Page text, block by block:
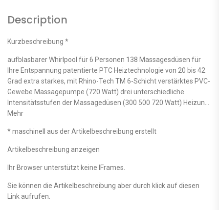
Description
Kurzbeschreibung *
aufblasbarer Whirlpool für 6 Personen 138 Massagesdüsen für
Ihre Entspannung patentierte PTC Heiztechnologie von 20 bis 42
Grad extra starkes, mit Rhino-Tech TM 6-Schicht verstärktes PVC-
Gewebe Massagepumpe (720 Watt) drei unterschiedliche
Intensitätsstufen der Massagedüsen (300 500 720 Watt) Heizun…
Mehr
* maschinell aus der Artikelbeschreibung erstellt
Artikelbeschreibung anzeigen
Ihr Browser unterstützt keine IFrames.
Sie können die Artikelbeschreibung aber durch klick auf diesen
Link aufrufen.